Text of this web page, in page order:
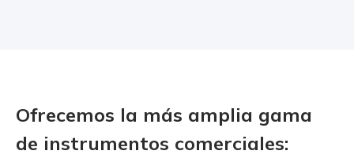
Ofrecemos la más amplia gama
de instrumentos comerciales: